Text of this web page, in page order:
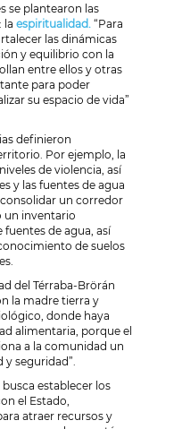
se plantearon las
la espiritualidad. “Para
las dinámicas
y equilibrio con la
entre ellos y otras
para poder
su espacio de vida”
definieron
Por ejemplo, la
de violencia, así
y las fuentes de agua
un corredor
un inventario
de agua, así
de suelos
del Térraba-Brörán
la madre tierra y
donde haya
alimentaria, porque el
a la comunidad un
seguridad”.
establecer los
el Estado,
atraer recursos y